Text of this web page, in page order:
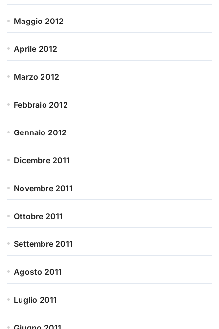
Maggio 2012
Aprile 2012
Marzo 2012
Febbraio 2012
Gennaio 2012
Dicembre 2011
Novembre 2011
Ottobre 2011
Settembre 2011
Agosto 2011
Luglio 2011